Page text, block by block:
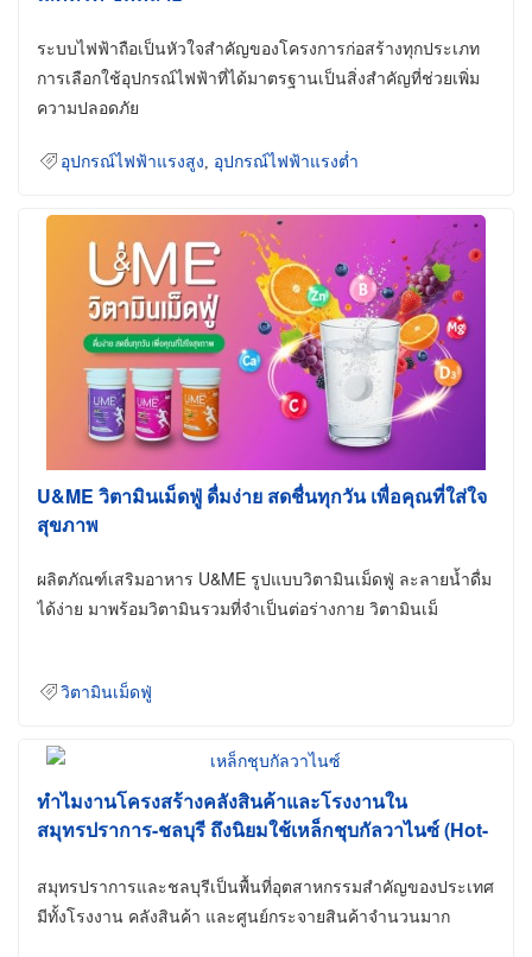
ระบบไฟฟ้าถือเป็นหัวใจสำคัญของโครงการก่อสร้างทุกประเภท
การเลือกใช้อุปกรณ์ไฟฟ้าที่ได้มาตรฐานเป็นสิ่งสำคัญที่ช่วยเพิ่ม
ความปลอดภัย
อุปกรณ์ไฟฟ้าแรงสูง อุปกรณ์ไฟฟ้าแรงต่ำ
U&ME วิตามินเม็ดฟู่ ดื่มง่าย สดชื่นทุกวัน เพื่อคุณที่ใส่ใจ
สุขภาพ
ผลิตภัณฑ์เสริมอาหาร U&ME รูปแบบวิตามินเม็ดฟู่ ละลายน้ำดื่ม
ได้ง่าย มาพร้อมวิตามินรวมที่จำเป็นต่อร่างกาย วิตามินเม็
วิตามินเม็ดฟู่
ทำไมงานโครงสร้างคลังสินค้าและโรงงานใน
สมุทรปราการ-ชลบุรี ถึงนิยมใช้เหล็กชุบกัลวาไนซ์ (Hot-
สมุทรปราการและชลบุรีเป็นพื้นที่อุตสาหกรรมสำคัญของประเทศ
มีทั้งโรงงาน คลังสินค้า และศูนย์กระจายสินค้าจำนวนมาก